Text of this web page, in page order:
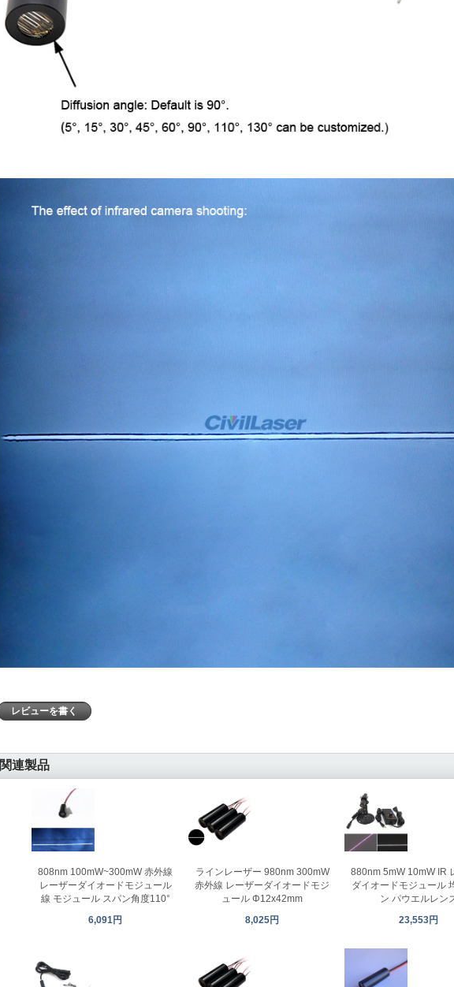
レビューを書く
関連製品
808nm 100mW~300mW 赤外線
レーザーダイオードモジュール
線 モジュール スパン角度110°
6,091円
ラインレーザー 980nm 300mW
赤外線 レーザーダイオードモジ
ュール Φ12x42mm
8,025円
880nm 5mW 10mW IR
ダイオードモジュール
ン パウエルレン
23,553円